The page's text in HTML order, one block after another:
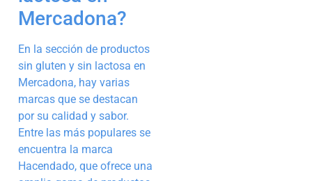
Mercadona?
En la sección de productos
sin gluten y sin lactosa en
Mercadona, hay varias
marcas que se destacan
por su calidad y sabor.
Entre las más populares se
encuentra la marca
Hacendado, que ofrece una